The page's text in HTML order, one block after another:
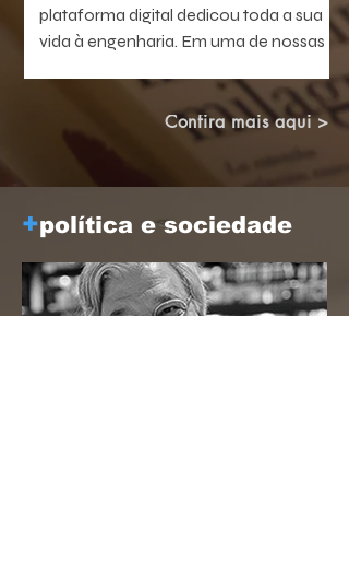
plataforma digital dedicou toda a sua
vida à engenharia. Em uma de nossas
consegui esquecer: — Passei a vida
construindo pontes.Confira mais aqui >
+política e sociedade